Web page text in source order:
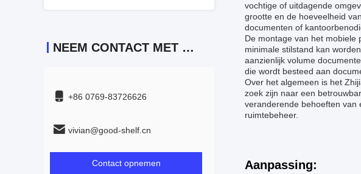
NEEM CONTACT MET ONS OP
+86 0769-83726626
vivian@good-shelf.cn
Contact opnemen
vochtige of uitdagende
grootte en de hoeveelheid
documenten of
De montage van het mobiele
minimale stilstand kan
aanzienlijk volume
die wordt besteed aan
Over het algemeen is het
zoek zijn naar een
veranderende behoeften van
ruimtebeheer.
Aanpassing: